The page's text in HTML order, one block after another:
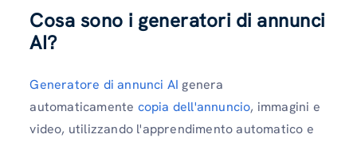
Cosa sono i generatori di annunci
AI?
Generatore di annunci AI genera
automaticamente copia dell'annuncio, immagini e
video, utilizzando l'apprendimento automatico e